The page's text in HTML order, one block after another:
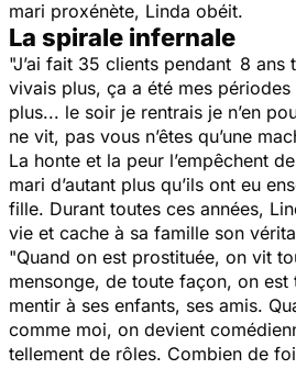
mari proxénète, Linda obéit.
La spirale infernale
"J’ai fait 35 clients pendant 8 ans
vivais plus, ça a été mes
plus... le soir je rentrais je n’en
ne vit, pas vous n’êtes qu’une
La honte et la peur l’empêchent
mari d’autant plus qu’ils ont eu
fille. Durant toutes ces années,
vie et cache à sa famille son
"Quand on est prostituée, on vit
mensonge, de toute façon, on
mentir à ses enfants, ses amis.
comme moi, on devient
tellement de rôles. Combien de